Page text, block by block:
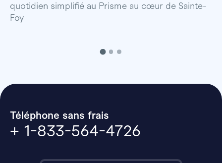
quotidien simplifié au Prisme au cœur de Sainte-
Foy
Téléphone sans frais
+ 1-833-564-4726